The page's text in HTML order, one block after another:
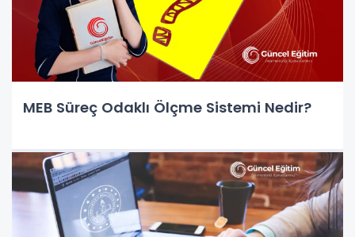
MEB Süreç Odaklı Ölçme Sistemi Nedir?